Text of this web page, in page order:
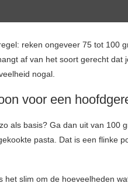
reken ongeveer 75 tot 100
af van het soort gerecht
nogal.
voor een
als basis? Ga dan uit van 100
pasta. Dat is een flinke
het slim om de hoeveelheden